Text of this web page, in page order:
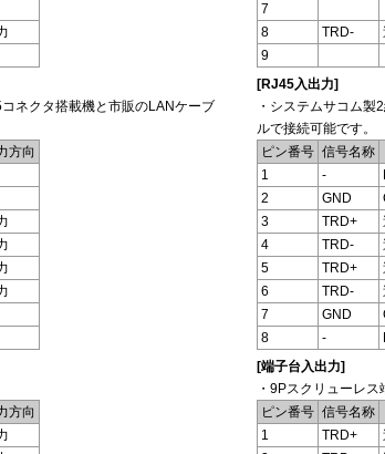
ネクタ搭載機と市販のLANケーブ
方向
方向
7
8
TRD-
9
[RJ45入出力]
・システムサコム
ルで接続可能です。
ピン番号 信号名称
1
-
2
GND
3
TRD+
4
TRD-
5
TRD+
6
TRD-
7
GND
8
-
[端子台入出力]
・9Pスクリューレス
ピン番号 信号名称
1
TRD+